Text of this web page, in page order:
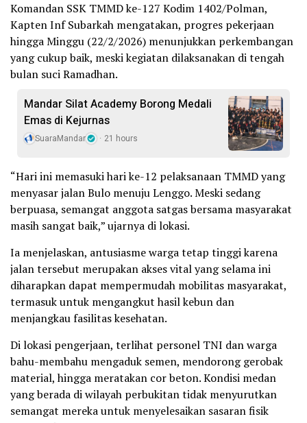
Komandan SSK TMMD ke-127 Kodim 1402/Polman,
Kapten Inf Subarkah mengatakan, progres pekerjaan
hingga Minggu (22/2/2026) menunjukkan perkembangan
yang cukup baik, meski kegiatan dilaksanakan di tengah
bulan suci Ramadhan.
Mandar Silat Academy Borong Medali
Emas di Kejurnas
SuaraMandar 21 hours
“Hari ini memasuki hari ke-12 pelaksanaan TMMD yang
menyasar jalan Bulo menuju Lenggo. Meski sedang
berpuasa, semangat anggota satgas bersama masyarakat
masih sangat baik,” ujarnya di lokasi.
Ia menjelaskan, antusiasme warga tetap tinggi karena
jalan tersebut merupakan akses vital yang selama ini
diharapkan dapat mempermudah mobilitas masyarakat,
termasuk untuk mengangkut hasil kebun dan
menjangkau fasilitas kesehatan.
Di lokasi pengerjaan, terlihat personel TNI dan warga
bahu-membahu mengaduk semen, mendorong gerobak
material, hingga meratakan cor beton. Kondisi medan
yang berada di wilayah perbukitan tidak menyurutkan
semangat mereka untuk menyelesaikan sasaran fisik